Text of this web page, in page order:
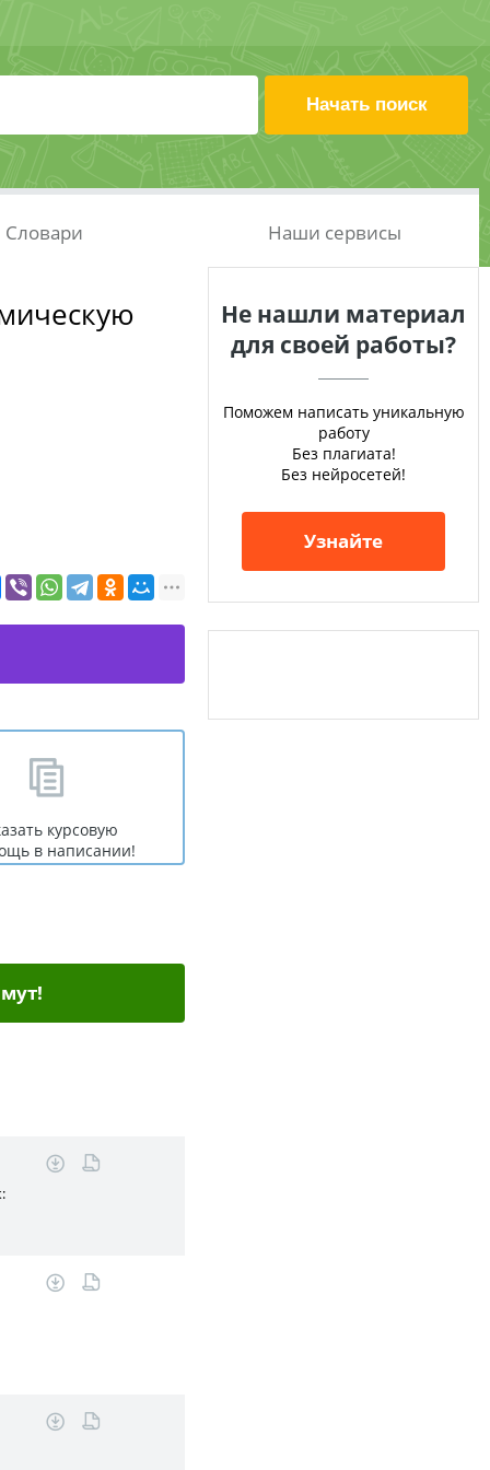
Словари Наши сервисы
курсовую
в написании!
Не нашли материал
для своей работы?
Поможем написать уникальную
работу
Без плагиата!
Без нейросетей!
Узнайте